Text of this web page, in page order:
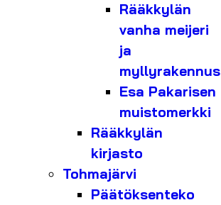
Rääkkylän
vanha meijeri
ja
myllyrakennus
Esa Pakarisen
muistomerkki
Rääkkylän
kirjasto
Tohmajärvi
Päätöksenteko